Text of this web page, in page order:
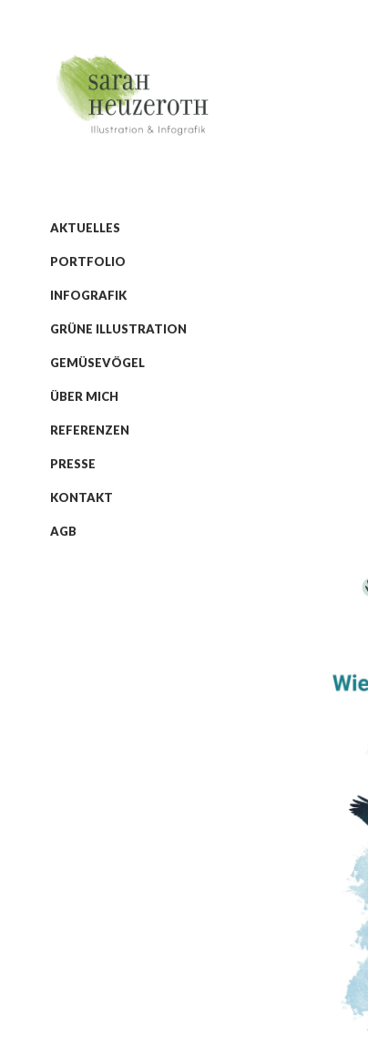
AKTUELLES
PORTFOLIO
INFOGRAFIK
GRÜNE ILLUSTRATION
GEMÜSEVÖGEL
ÜBER MICH
REFERENZEN
PRESSE
KONTAKT
AGB